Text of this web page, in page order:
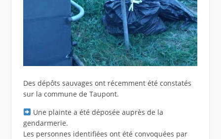
Des dépôts sauvages ont récemment été constatés
sur la commune de Taupont.
Une plainte a été déposée auprès de la
gendarmerie.
Les personnes identifiées ont été convoquées par